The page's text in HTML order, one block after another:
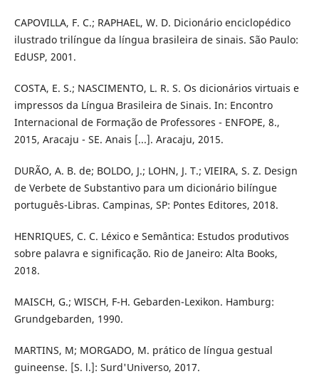
CAPOVILLA, F. C.; RAPHAEL, W. D. Dicionário enciclopédico
ilustrado trilíngue da língua brasileira de sinais. São Paulo:
EdUSP, 2001.
COSTA, E. S.; NASCIMENTO, L. R. S. Os dicionários virtuais e
impressos da Língua Brasileira de Sinais. In: Encontro
Internacional de Formação de Professores - ENFOPE, 8.,
2015, Aracaju - SE. Anais [...]. Aracaju, 2015.
DURÃO, A. B. de; BOLDO, J.; LOHN, J. T.; VIEIRA, S. Z. Design
de Verbete de Substantivo para um dicionário bilíngue
português-Libras. Campinas, SP: Pontes Editores, 2018.
HENRIQUES, C. C. Léxico e Semântica: Estudos produtivos
sobre palavra e significação. Rio de Janeiro: Alta Books,
2018.
MAISCH, G.; WISCH, F-H. Gebarden-Lexikon. Hamburg:
Grundgebarden, 1990.
MARTINS, M; MORGADO, M. prático de língua gestual
guineense. [S. l.]: Surd'Universo, 2017.